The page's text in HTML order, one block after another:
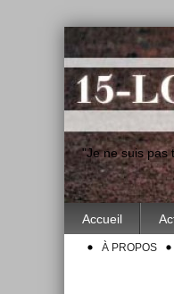
"Je ne suis pas
Accueil
À PROPOS